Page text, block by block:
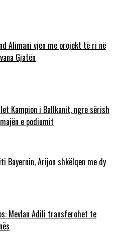
Alimani vjen me projekt të ri në
Gjatën
Kampion i Ballkanit, ngre sërish
e podiumit
Bayernin, Arijon shkëlqen me dy
Mevlan Adili transferohet te